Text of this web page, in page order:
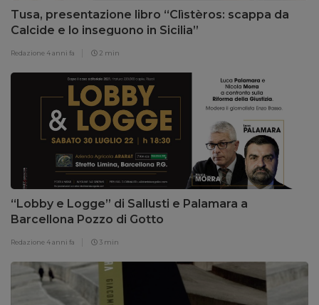
Tusa, presentazione libro “Clìstèros: scappa da
Calcide e lo inseguono in Sicilia”
Redazione 4 anni fa 2 min
“Lobby e Logge” di Sallusti e Palamara a
Barcellona Pozzo di Gotto
Redazione 4 anni fa 3 min